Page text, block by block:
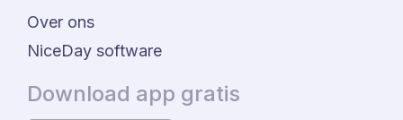
Over ons
NiceDay software
Download app gratis